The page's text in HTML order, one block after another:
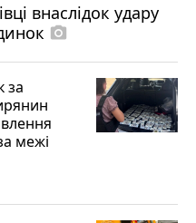
внаслідок удару
photo_camera
за
межі